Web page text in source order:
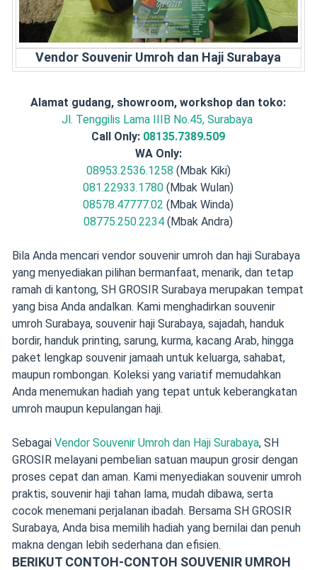
Vendor Souvenir Umroh dan Haji Surabaya
Alamat gudang, showroom, workshop dan toko:
Jl. Tenggilis Lama IIIB No.45, Surabaya
Call Only: 08135.7389.509
WA Only:
08953.2536.1258 (Mbak Kiki)
081.22933.1780 (Mbak Wulan)
08578.47777.02 (Mbak Winda)
08775.250.2234 (Mbak Andra)
Bila Anda mencari vendor souvenir umroh dan haji Surabaya
yang menyediakan pilihan bermanfaat, menarik, dan tetap
ramah di kantong, SH GROSIR Surabaya merupakan tempat
yang bisa Anda andalkan. Kami menghadirkan souvenir
umroh Surabaya, souvenir haji Surabaya, sajadah, handuk
bordir, handuk printing, sarung, kurma, kacang Arab, hingga
paket lengkap souvenir jamaah untuk keluarga, sahabat,
maupun rombongan. Koleksi yang variatif memudahkan
Anda menemukan hadiah yang tepat untuk keberangkatan
umroh maupun kepulangan haji.
Sebagai Vendor Souvenir Umroh dan Haji Surabaya, SH
GROSIR melayani pembelian satuan maupun grosir dengan
proses cepat dan aman. Kami menyediakan souvenir umroh
praktis, souvenir haji tahan lama, mudah dibawa, serta
cocok menemani perjalanan ibadah. Bersama SH GROSIR
Surabaya, Anda bisa memilih hadiah yang bernilai dan penuh
makna dengan lebih sederhana dan efisien.
BERIKUT CONTOH-CONTOH SOUVENIR UMROH